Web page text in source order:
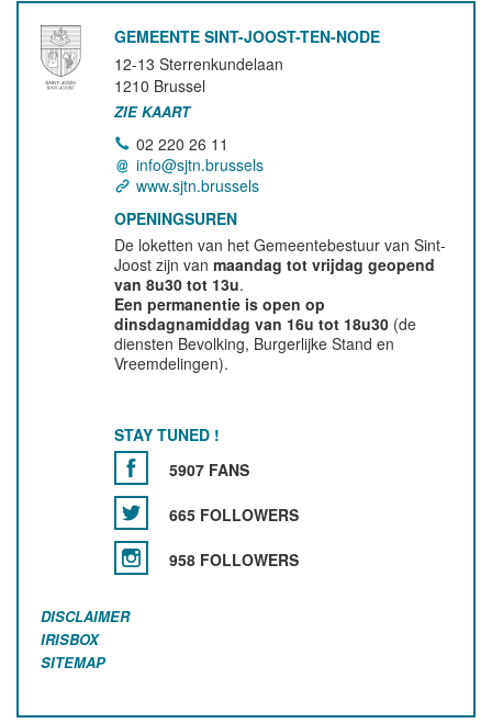
GEMEENTE SINT-JOOST-TEN-NODE
12-13 Sterrenkundelaan
1210 Brussel
ZIE KAART
02 220 26 11
info@sjtn.brussels
www.sjtn.brussels
OPENINGSUREN
De loketten van het Gemeentebestuur van Sint-
Joost zijn vanmaandag tot vrijdag geopend
van 8u30 tot 13u.
Een permanentie is open op
dinsdagnamiddag van 16u tot 18u30 (de
diensten Bevolking, Burgerlijke Stand en
Vreemdelingen).
STAY TUNED !
5907 FANS
665 FOLLOWERS
958 FOLLOWERS
DISCLAIMER
IRISBOX
SITEMAP